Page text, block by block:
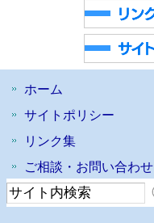
ホーム
サイトポリシー
リンク集
ご相談・お問い合わせ